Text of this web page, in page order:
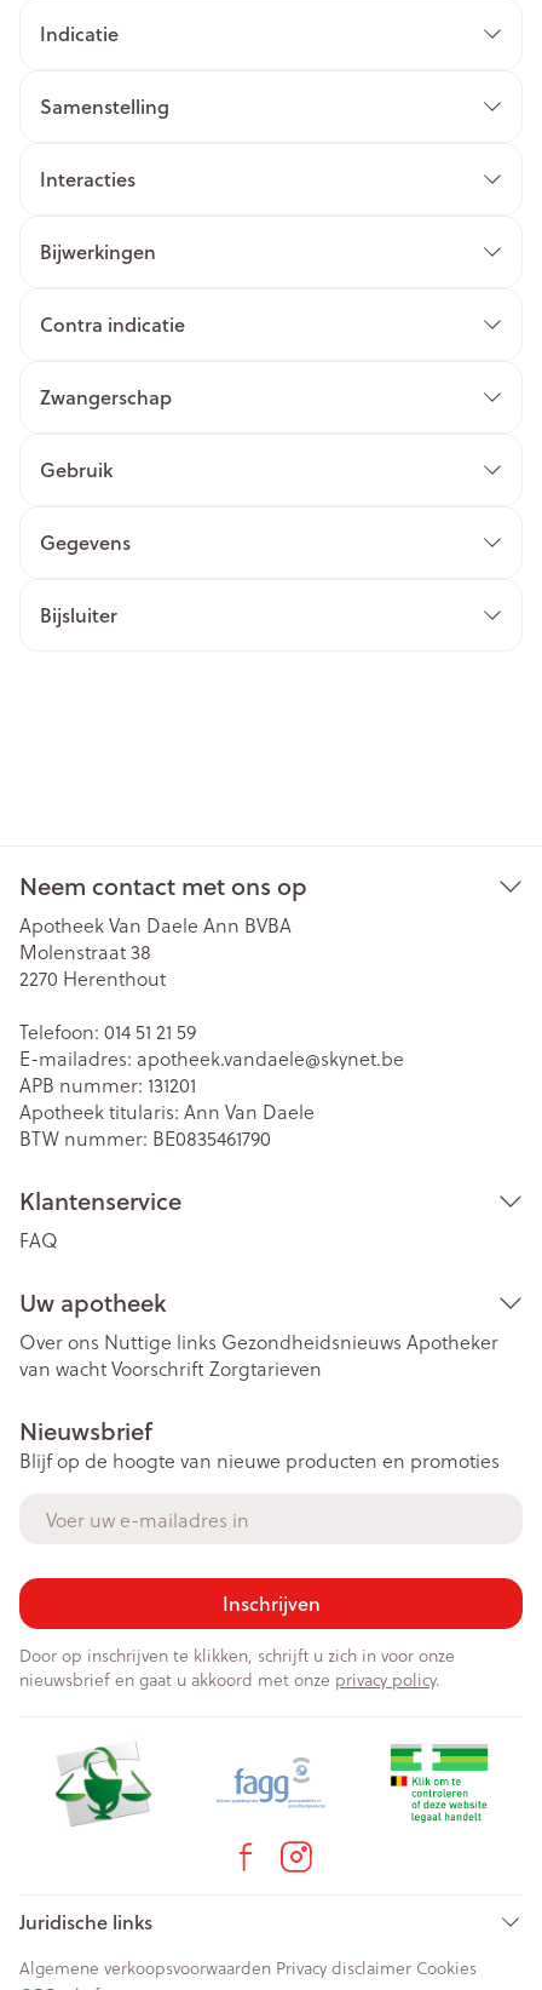
Indicatie
Samenstelling
Interacties
Bijwerkingen
Contra indicatie
Zwangerschap
Gebruik
Gegevens
Bijsluiter
Neem contact met ons op
Apotheek Van Daele Ann BVBA
Molenstraat 38
2270 Herenthout
Telefoon: 014 51 21 59
E-mailadres: apotheek.vandaele@skynet.be
APB nummer: 131201
Apotheek titularis: Ann Van Daele
BTW nummer: BE0835461790
Klantenservice
FAQ
Uw apotheek
Over ons Nuttige links Gezondheidsnieuws Apotheker
van wachtVoorschriftZorgtarieven
Nieuwsbrief
Blijf op de hoogte van nieuwe producten en promoties
Inschrijven
Door op inschrijven te klikken, schrijft u zich in voor onze
nieuwsbrief en gaat u akkoord met onze privacy policy.
Juridische links
Algemene verkoopsvoorwaarden Privacy disclaimer Cookies